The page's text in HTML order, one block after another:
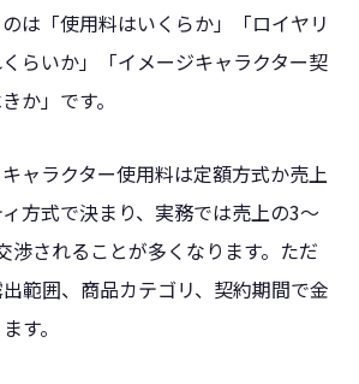
は「使用料はいくらか」「ロイヤリ
らいか」「イメージキャラクター契
か」です。
ャラクター使用料は定額方式か売上
方式で決まり、実務では売上の3〜
渉されることが多くなります。ただ
範囲、商品カテゴリ、契約期間で金
す。